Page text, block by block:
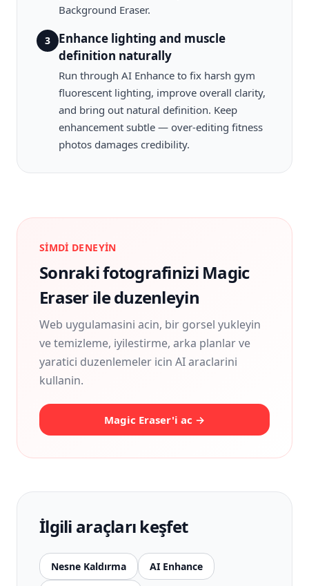
Background Eraser.
3
Enhance lighting and muscle
definition naturally
Run through AI Enhance to fix harsh gym
fluorescent lighting, improve overall clarity,
and bring out natural definition. Keep
enhancement subtle — over-editing fitness
photos damages credibility.
SIMDI DENEYIN
Sonraki fotografinizi Magic
Eraser ile duzenleyin
Web uygulamasini acin, bir gorsel yukleyin
ve temizleme, iyilestirme, arka planlar ve
yaratici duzenlemeler icin AI araclarini
kullanin.
Magic Eraser'i ac →
İlgili araçları keşfet
Nesne Kaldırma AI Enhance